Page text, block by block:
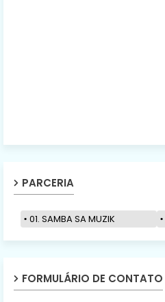
PARCERIA
01. SAMBA SA MUZIK
FORMULÁRIO DE CONTATO